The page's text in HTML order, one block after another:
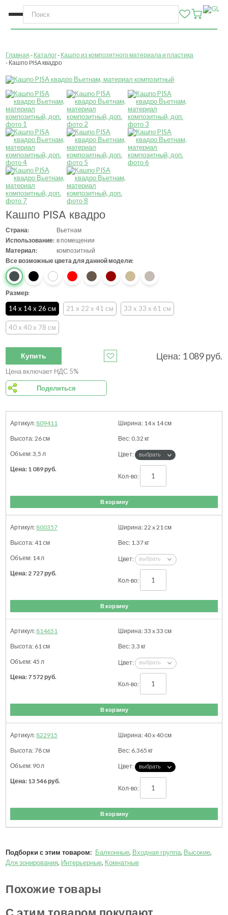
Главная Каталог Кашпо из композитного материала и пластика
Кашпо PISA квадро
Кашпо PISA квадро
Страна:
Вьетнам
Использование: в помещении
Материал:
композитный
Все возможные цвета для данной модели:
Размер:
14 x 14 x 26 см 21 x 22 x 41 см 33 x 33 x 61 см
40 x 40 x 78 см
Купить Цена: 1 089руб.
Цена включает НДС 5%
Поделиться
809411 14 x 14см
26см 0.32 кг
3,5 л
1 089руб.
В корзину
800357 22 x 21см
41см 1.37кг
14 л
2 727руб.
В корзину
814651 33 x 33 см
61см 3.3 кг
45 л
7 572руб.
В корзину
822915 40 x 40см
78см 6.365 кг
90 л
13 546руб.
В корзину
Подборки с этим товаром: Балконные, Входная группа, Высокие,
Для зонирования, Интерьерные, Комнатные
Похожие товары